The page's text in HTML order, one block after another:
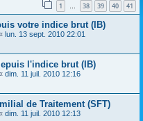
1 … 38 39 40 41
votre indice brut (IB)
lun. 13 sept. 2010 22:01
l'indice brut (IB)
dim. 11 juil. 2010 12:16
de Traitement (SFT)
dim. 11 juil. 2010 12:13